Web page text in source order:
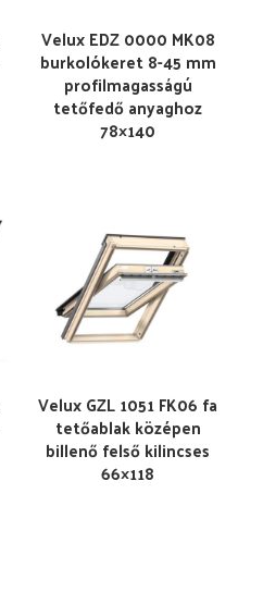
Velux EDZ 0000 MK08
burkolókeret 8-45 mm
profilmagasságú
tetőfedő anyaghoz
78×140
Velux GZL 1051 FK06 fa
tetőablak középen
billenő felső kilincses
66×118